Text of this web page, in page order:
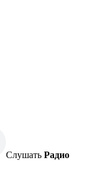
Слушать Радио